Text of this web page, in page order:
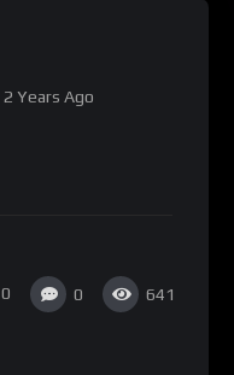
2 Years Ago
0 0 641